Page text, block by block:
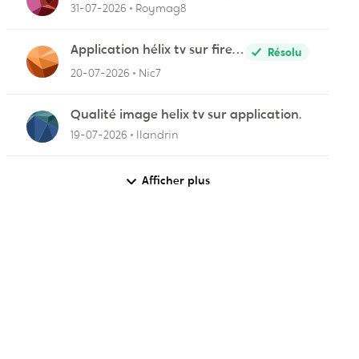
31-07-2026 Roymag8
Application hélix tv sur fire
stick
Résolu
20-07-2026
Nic7
Qualité image helix tv sur application.
19-07-2026 llandrin
Afficher plus